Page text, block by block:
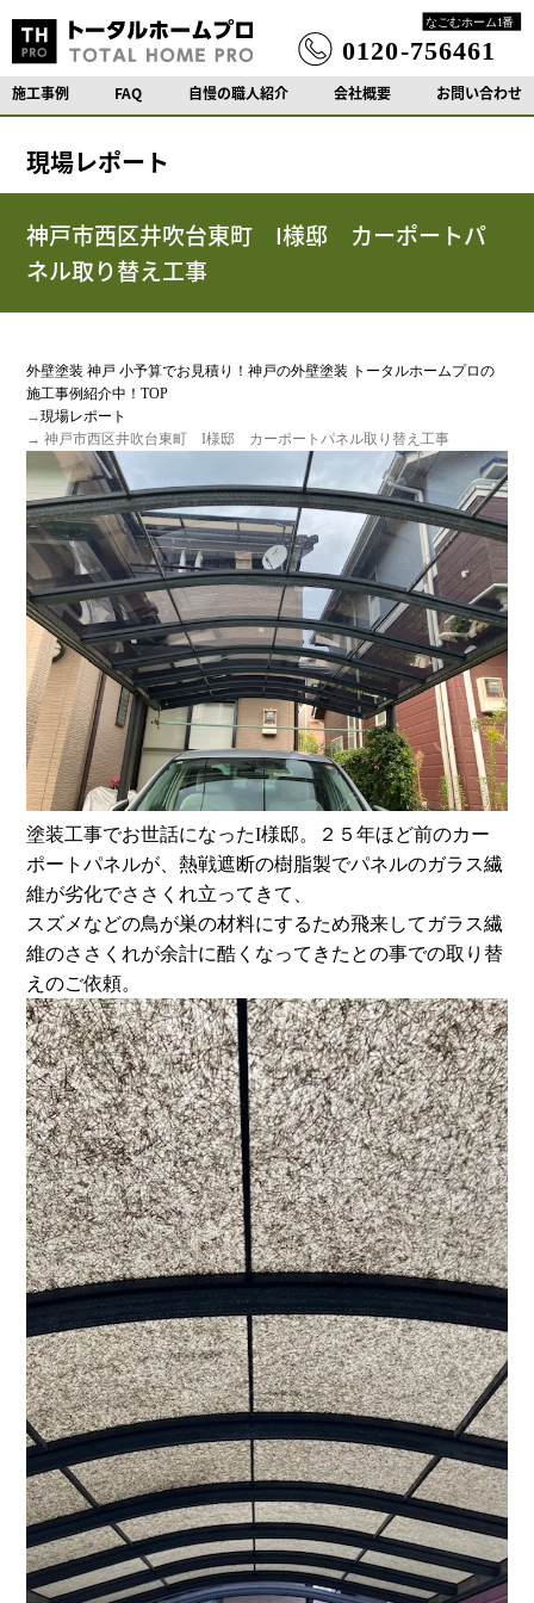
施工事例 FAQ 自慢の職人紹介 会社概要 お問い合わせ
現場レポート
神戸市西区井吹台東町 I様邸 カーポートパ
ネル取り替え工事
外壁塗装 神戸 小予算でお見積り！神戸の外壁塗装 トータルホームプロの
施工事例紹介中！TOP
→現場レポート
→ 神戸市西区井吹台東町 I様邸 カーポートパネル取り替え工事
塗装工事でお世話になったI様邸。２５年ほど前のカー
ポートパネルが、熱戦遮断の樹脂製でパネルのガラス繊
維が劣化でささくれ立ってきて、
スズメなどの鳥が巣の材料にするため飛来してガラス繊
維のささくれが余計に酷くなってきたとの事での取り替
えのご依頼。